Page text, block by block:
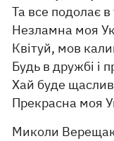
Та все подолає в
Незламна моя
Квітуй, мов
Будь в дружбі і
Хай буде
Прекрасна моя
Миколи